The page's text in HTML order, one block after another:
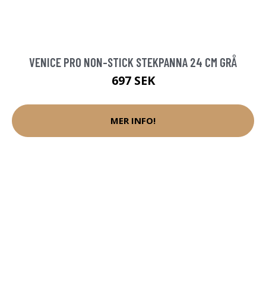
VENICE PRO NON-STICK STEKPANNA 24 CM GRÅ
697 SEK
MER INFO!